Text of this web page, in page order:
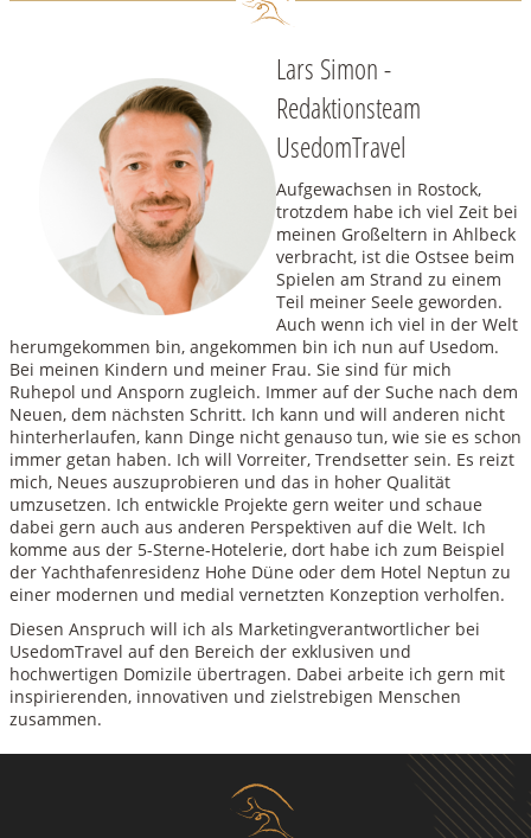
Lars Simon -
Redaktionsteam
UsedomTravel
Aufgewachsen in Rostock,
trotzdem habe ich viel Zeit bei
meinen Großeltern in Ahlbeck
verbracht, ist die Ostsee beim
Spielen am Strand zu einem
Teil meiner Seele geworden.
Auch wenn ich viel in der Welt
herumgekommen bin, angekommen bin ich nun auf Usedom.
Bei meinen Kindern und meiner Frau. Sie sind für mich
Ruhepol und Ansporn zugleich. Immer auf der Suche nach dem
Neuen, dem nächsten Schritt. Ich kann und will anderen nicht
hinterherlaufen, kann Dinge nicht genauso tun, wie sie es schon
immer getan haben. Ich will Vorreiter, Trendsetter sein. Es reizt
mich, Neues auszuprobieren und das in hoher Qualität
umzusetzen. Ich entwickle Projekte gern weiter und schaue
dabei gern auch aus anderen Perspektiven auf die Welt. Ich
komme aus der 5-Sterne-Hotelerie, dort habe ich zum Beispiel
der Yachthafenresidenz Hohe Düne oder dem Hotel Neptun zu
einer modernen und medial vernetzten Konzeption verholfen.
Diesen Anspruch will ich als Marketingverantwortlicher bei
UsedomTravel auf den Bereich der exklusiven und
hochwertigen Domizile übertragen. Dabei arbeite ich gern mit
inspirierenden, innovativen und zielstrebigen Menschen
zusammen.